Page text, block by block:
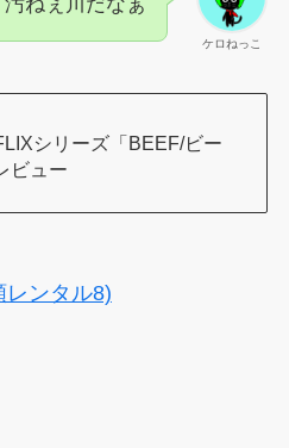
ケロねっこ
汚ねぇ川だなぁ
シリーズ「BEEF/ビー
ビュー
レンタル8)